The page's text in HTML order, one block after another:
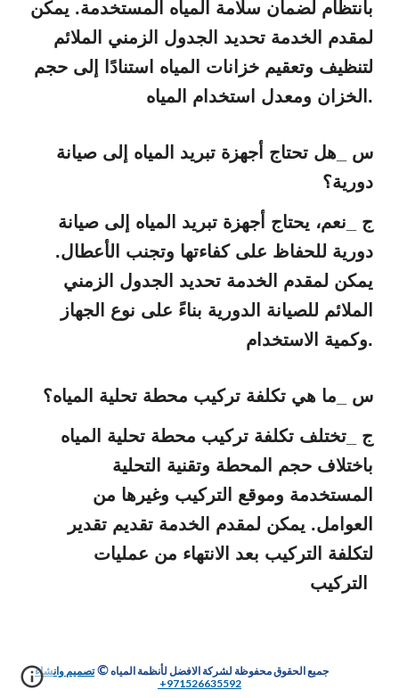
بانتظام لضمان سلامة المياه المستخدمة. يمكن
لمقدم الخدمة تحديد الجدول الزمني الملائم
لتنظيف وتعقيم خزانات المياه استنادًا إلى حجم
الخزان ومعدل استخدام المياه.
س _هل تحتاج أجهزة تبريد المياه إلى صيانة
دورية؟
دورية للحفاظ على كفاءتها وتجنب الأعطال.
يمكن لمقدم الخدمة تحديد الجدول الزمني
الملائم للصيانة الدورية بناءً على نوع الجهاز
وكمية الاستخدام.
س _ما هي تكلفة تركيب محطة تحلية المياه؟
ج _تختلف تكلفة تركيب محطة تحلية المياه
باختلاف حجم المحطة وتقنية التحلية
المستخدمة وموقع التركيب وغيرها من
العوامل. يمكن لمقدم الخدمة تقديم تقدير
لتكلفة التركيب بعد الانتهاء من عمليات
جميع الحقوق محفوظة لشركة الافضل لأنظمة المياه©تصميم وانشاء
971526635592+